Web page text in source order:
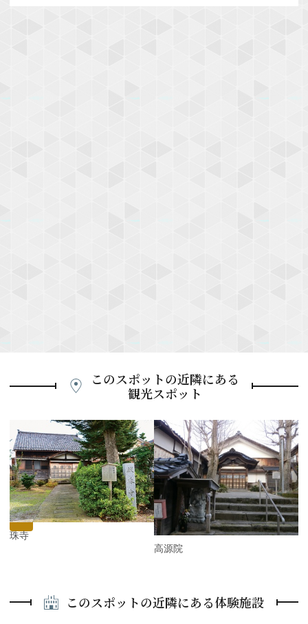
このスポットの近隣にある
観光スポット
P
r
e
v
i
o
u
s
献珠寺
高源院
N
e
x
t
このスポットの近隣にある体験施設